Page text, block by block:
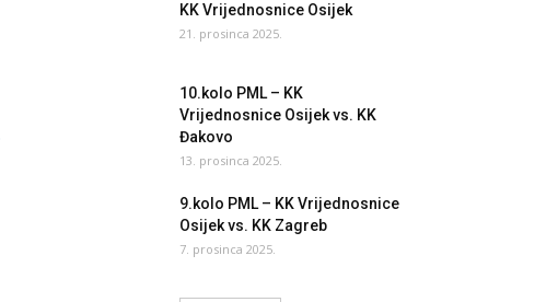
KK Vrijednosnice Osijek
21. prosinca 2025.
10.kolo PML – KK
Vrijednosnice Osijek vs. KK
Đakovo
13. prosinca 2025.
9.kolo PML – KK Vrijednosnice
Osijek vs. KK Zagreb
7. prosinca 2025.